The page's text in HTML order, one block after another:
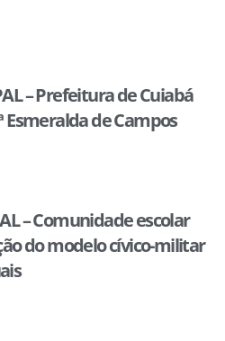
– Prefeitura de Cuiabá
Esmeralda de Campos
– Comunidade escolar
do modelo cívico-militar